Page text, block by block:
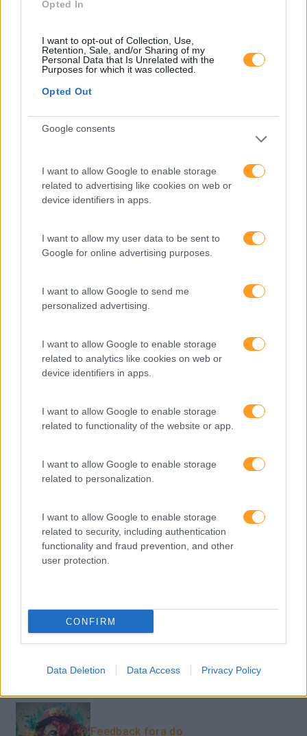
Opted In
I want to opt-out of Collection, Use,
Retention, Sale, and/or Sharing of my
Personal Data that Is Unrelated with the
Purposes for which it was collected.
Opted Out
Google consents
I want to allow Google to enable storage
related to advertising like cookies on web or
device identifiers in apps.
I want to allow my user data to be sent to
Google for online advertising purposes.
I want to allow Google to send me
personalized advertising.
I want to allow Google to enable storage
related to analytics like cookies on web or
device identifiers in apps.
I want to allow Google to enable storage
related to functionality of the website or app.
I want to allow Google to enable storage
related to personalization.
I want to allow Google to enable storage
related to security, including authentication
functionality and fraud prevention, and other
user protection.
CONFIRM
Data Deletion Data Access Privacy Policy
Aprendizagem
Artigo De Opinião
Atendimento E Relação Cliente
Comunicação
Desenvolvimento
Desenvolvimento De Competências
Expo RH
Inglês
Keep In Mind
Liderança
Perspetivas
PORTO RH MEETING
Sem Categoria
Sustentabilidade
Team Building
Vendas E Negociação
Feedback fora do